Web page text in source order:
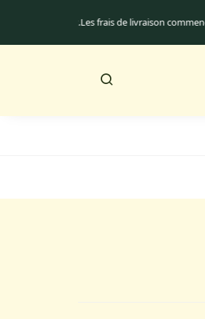
Maroc uniquement.Les frais de livraison